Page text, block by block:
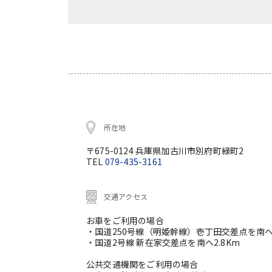
所在地
〒675-0124 兵庫県加古川市別府町緑町2
TEL 079-435-3161
交通アクセス
お車をご利用の場合
・国道250号線（明姫幹線）壱丁田交差点を南
・国道2号線 新在家交差点を南へ2.8Km
公共交通機関をご利用の場合